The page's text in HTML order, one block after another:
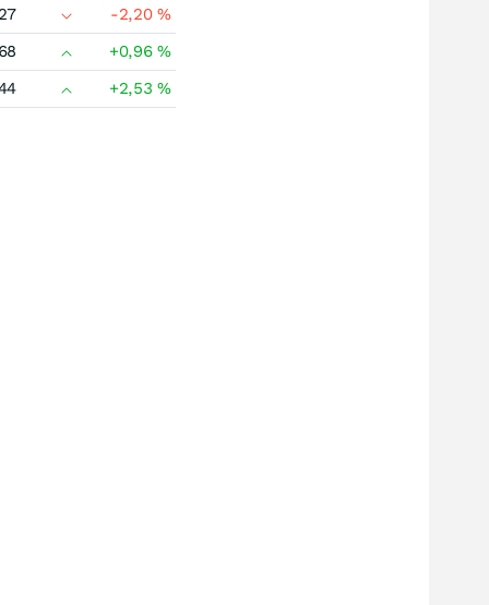
-2,20%
+0,96%
+2,53%